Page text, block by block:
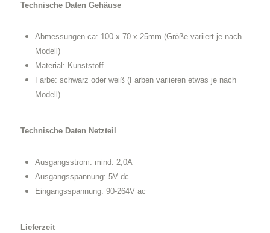
Technische Daten Gehäuse
Abmessungen ca: 100 x 70 x 25mm (Größe variiert je nach
Modell)
Material: Kunststoff
Farbe: schwarz oder weiß (Farben variieren etwas je nach
Modell)
Technische Daten Netzteil
Ausgangsstrom: mind. 2,0A
Ausgangsspannung: 5V dc
Eingangsspannung: 90-264V ac
Lieferzeit